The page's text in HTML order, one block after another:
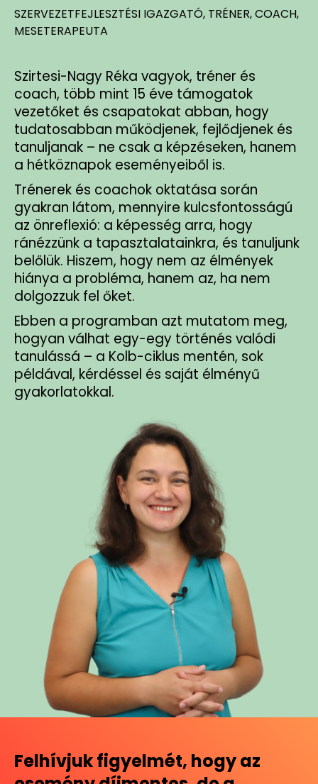
SZERVEZETFEJLESZTÉSI IGAZGATÓ, TRÉNER, COACH,
MESETERAPEUTA
Szirtesi-Nagy Réka vagyok, tréner és
coach, több mint 15 éve támogatok
vezetőket és csapatokat abban, hogy
tudatosabban működjenek, fejlődjenek és
tanuljanak – ne csak a képzéseken, hanem
a hétköznapok eseményeiből is.
Trénerek és coachok oktatása során
gyakran látom, mennyire kulcsfontosságú
az önreflexió: a képesség arra, hogy
ránézzünk a tapasztalatainkra, és tanuljunk
belőlük. Hiszem, hogy nem az élmények
hiánya a probléma, hanem az, ha nem
dolgozzuk fel őket.
Ebben a programban azt mutatom meg,
hogyan válhat egy-egy történés valódi
tanulássá – a Kolb-ciklus mentén, sok
példával, kérdéssel és saját élményű
gyakorlatokkal.
Felhívjuk figyelmét, hogy az